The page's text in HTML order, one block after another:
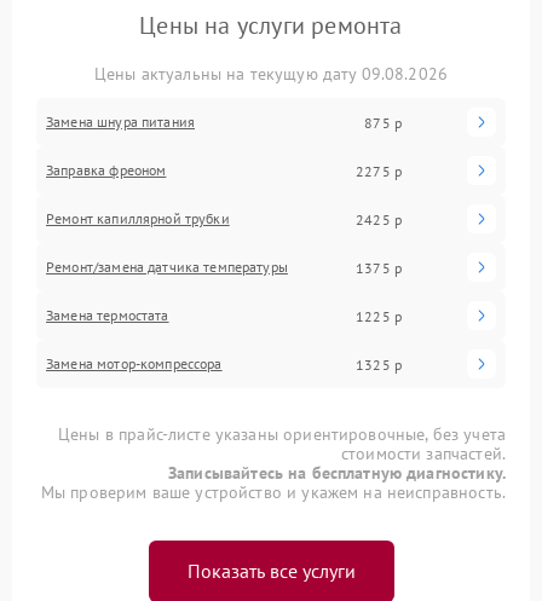
Цены на услуги ремонта
Цены актуальны на текущую дату 09.08.2026
Замена шнура питания 875 р
Заправка фреоном 2275 р
Ремонт капиллярной трубки 2425 р
Ремонт/замена датчика температуры 1375 р
Замена термостата 1225 р
Замена мотор-компрессора 1325 р
Цены в прайс-листе указаны ориентировочные, без учета
стоимости запчастей.
Записывайтесь на бесплатную диагностику.
Мы проверим ваше устройство и укажем на неисправность.
Показать все услуги